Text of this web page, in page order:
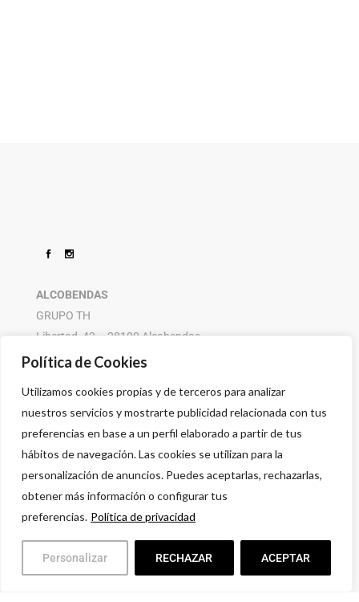
Política de Cookies
Utilizamos cookies propias y de terceros para analizar
nuestros servicios y mostrarte publicidad relacionada con tus
preferencias en base a un perfil elaborado a partir de tus
hábitos de navegación. Las cookies se utilizan para la
personalización de anuncios. Puedes aceptarlas, rechazarlas,
obtener más información o configurar tus
preferencias. Política de privacidad
Personalizar RECHAZAR ACEPTAR
ALCOBENDAS
GRUPO TH
Libertad, 42 – 28100 Alcobendas
916 614 580 – 608 505 532